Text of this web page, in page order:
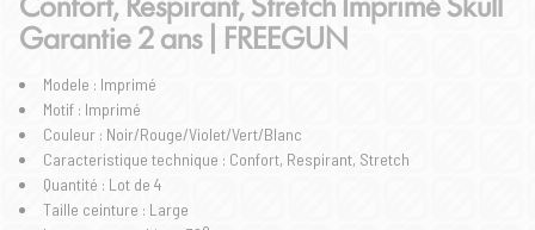
Garantie 2 ans | FREEGUN
Modele : Imprimé
Motif : Imprimé
Couleur : Noir/Rouge/Violet/Vert/Blanc
Caracteristique technique : Confort, Respirant, Stretch
Quantité : Lot de 4
Taille ceinture : Large